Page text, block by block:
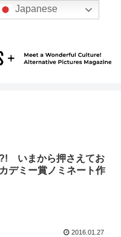
いまから押さえてお
デミー賞ノミネート作
2016.01.27
Japanese